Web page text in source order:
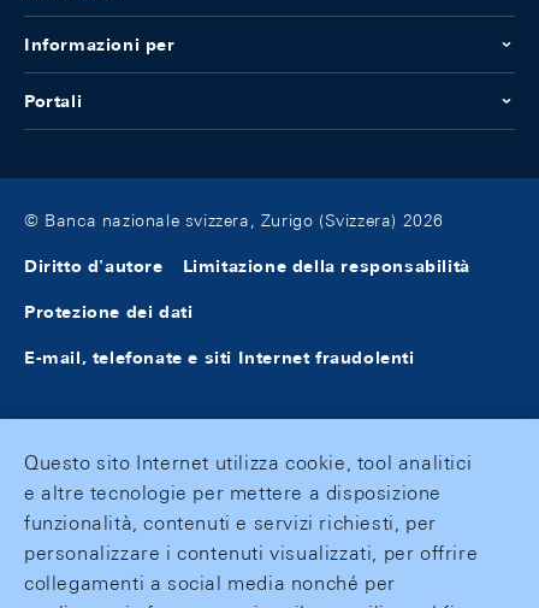
Informazioni per
Portali
© Banca nazionale svizzera, Zurigo (Svizzera) 2026
Diritto d'autore Limitazione della responsabilità
Protezione dei dati
E-mail, telefonate e siti Internet fraudolenti
Questo sito Internet utilizza cookie, tool analitici
e altre tecnologie per mettere a disposizione
funzionalità, contenuti e servizi richiesti, per
personalizzare i contenuti visualizzati, per offrire
collegamenti a social media nonché per